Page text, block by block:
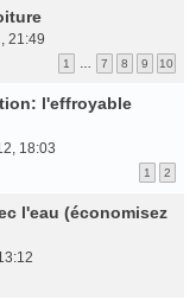
21:49
1 7 8 9 10
l'effroyable
18:03
1 2
l'eau (économisez